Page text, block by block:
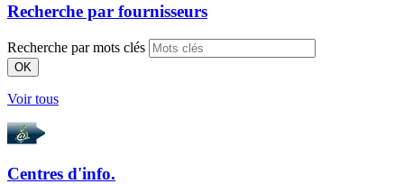
Recherche par fournisseurs
Recherche par mots clés
OK
Voir tous
Centres d'info.